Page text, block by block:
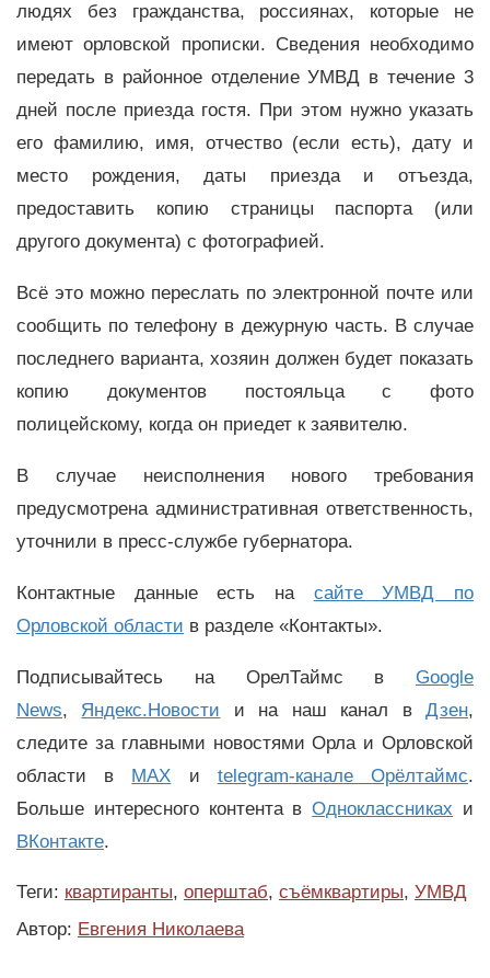
людях без гражданства, россиянах, которые не
имеют орловской прописки. Сведения необходимо
передать в районное отделение УМВД в течение 3
дней после приезда гостя. При этом нужно указать
его фамилию, имя, отчество (если есть), дату и
место рождения, даты приезда и отъезда,
предоставить копию страницы паспорта (или
другого документа) с фотографией.
Всё это можно переслать по электронной почте или
сообщить по телефону в дежурную часть. В случае
последнего варианта, хозяин должен будет показать
копию документов постояльца с фото
полицейскому, когда он приедет к заявителю.
В случае неисполнения нового требования
предусмотрена административная ответственность,
уточнили в пресс-службе губернатора.
Контактные данные есть на сайте УМВД по
Орловской области в разделе «Контакты».
Подписывайтесь на ОрелТаймс в Google
News, Яндекс.Новости и на наш канал вДзен,
следите за главными новостями Орла и Орловской
области в MAX и telegram-канале Орёлтаймс.
Больше интересного контента вОдноклассниках и
ВКонтакте.
Теги: квартиранты, оперштаб, съёмквартиры, УМВД
Автор: Евгения Николаева